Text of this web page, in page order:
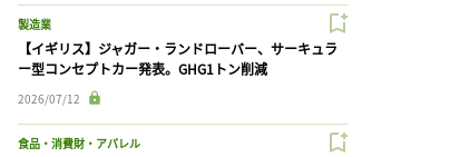
製造業
【イギリス】ジャガー・ランドローバー、サーキュラ
ー型コンセプトカー発表。GHG1トン削減
2026/07/12
食品・消費財・アパレル